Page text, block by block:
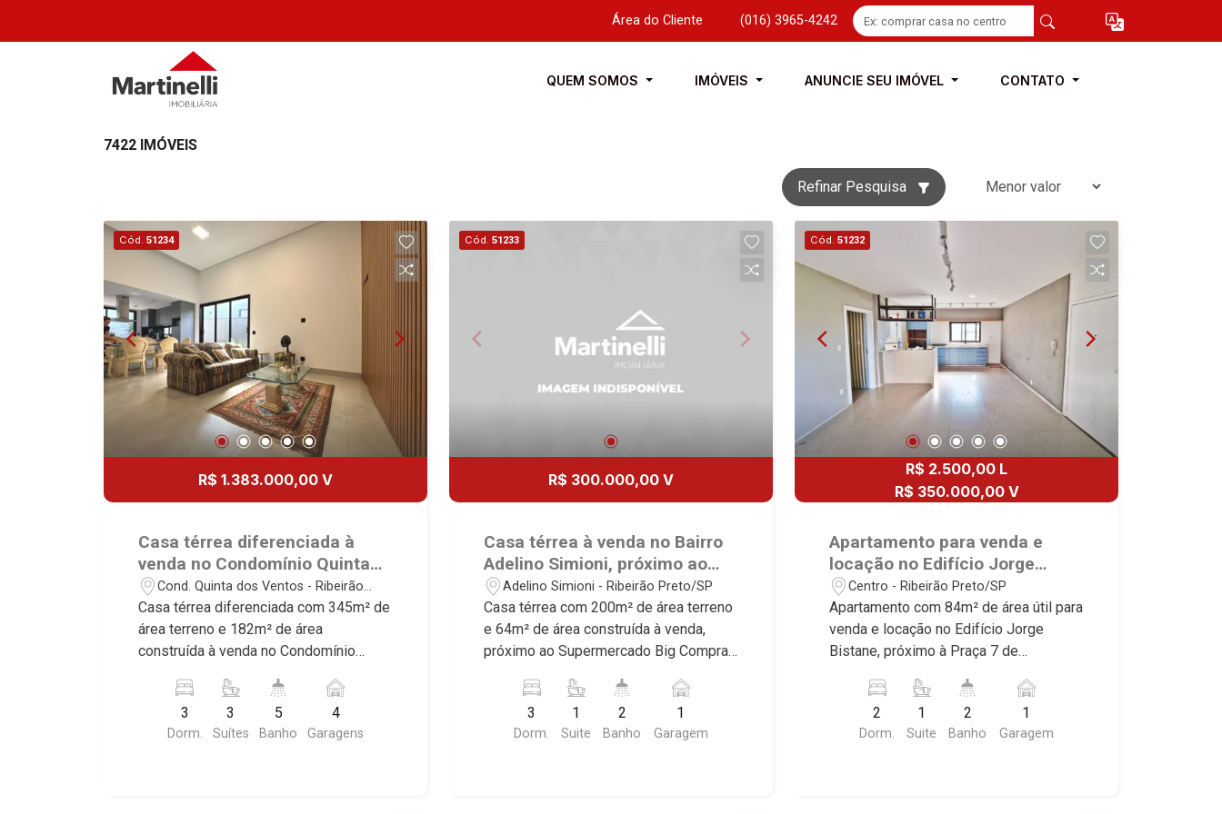
Área do Cliente (016) 3965-4242
QUEM SOMOS IMÓVEIS ANUNCIE SEU IMÓVEL CONTATO
7422 IMÓVEIS
Refinar Pesquisa
Cód. 51234
R$ 1.383.000,00 V
Casa térrea diferenciada à
venda no Condomínio Quinta
dos Ventos, próximo ao
Shopping Iguatemi - Ribeirão
Preto/SP.
Cond. Quinta dos Ventos - Ribeirão
Preto/SP
Casa térrea diferenciada com 345m² de
área terreno e 182m² de área
construída à venda no Condomínio
Shopping Iguatemi - Bairro Cond. Quinta
Dos Ventos, Ribeirão Preto/SP.
Conheça as características deste
3
Dorm.
3
Suítes
5
Banho
4
Garagens
Cód. 51233
R$ 300.000,00 V
Casa térrea à venda no Bairro
Adelino Simioni, próximo ao
Supermercado Big Compra -
Ribeirão Preto/SP.
Adelino Simioni - Ribeirão Preto/SP
Casa térrea com 200m² de área terreno
e 64m² de área construída à venda,
próximo ao Supermercado Big Compra -
Preto/SP. Conheça as características
deste imóvel que a Martinelli
Imobiliária selecionou para você: -
3
Dorm.
1
Suite
2
Banho
1
Garagem
Cód. 51232
R$ 2.500,00 L
R$ 350.000,00 V
Apartamento para venda e
locação no Edifício Jorge
Bistane, próximo à Praça 7 de
Setembro - Ribeirão Preto/SP.
Centro - Ribeirão Preto/SP
Apartamento com 84m² de área útil para
venda e locação no Edifício Jorge
Bistane, próximo à Praça 7 de
Preto/SP. Conheça as características
deste imóvel que a Martinelli
Imobiliária selecionou para você: -
2
Dorm.
1
Suite
2
Banho
1
Garagem